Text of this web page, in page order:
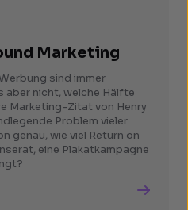
Marketing
sind immer
aber nicht, welche Hälfte
Marketing-Zitat von Henry
Problem vieler
genau, wie viel Return on
eine Plakatkampagne